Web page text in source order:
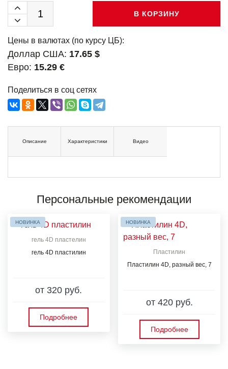
В КОРЗИНУ
Цены в валютах (по курсу ЦБ):
Доллар США: 17.65 $
Евро: 15.29 €
Поделиться в соц сетях
Описание Характеристики Видео
Персональные рекомендации
НОВИНКА
гель 4D пластелин
гель 4D пластилин
от 320 руб.
Подробнее
НОВИНКА
Пластилин
Пластилин 4D, разный вес, 7
от 420 руб.
Подробнее